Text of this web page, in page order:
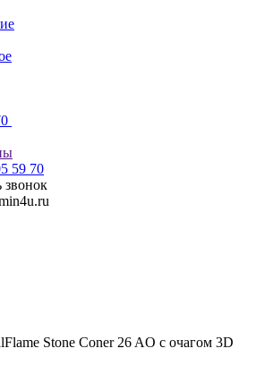
59 70
звонок
Stone Coner 26 AO с очагом 3D